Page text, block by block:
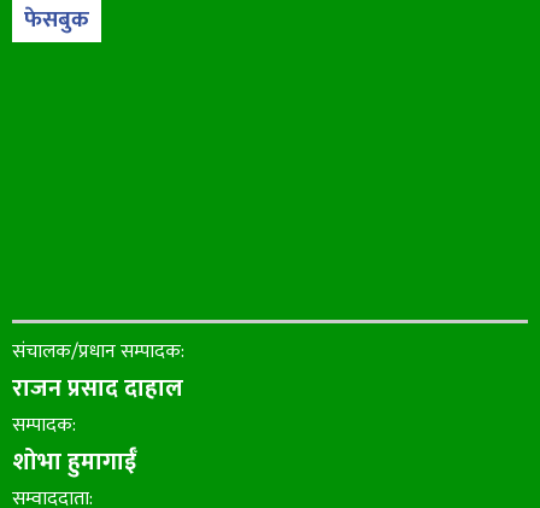
फेसबुक
संचालक/प्रधान सम्पादक:
राजन प्रसाद दाहाल
सम्पादक:
शोभा हुमागाईँ
सम्वाददाता: